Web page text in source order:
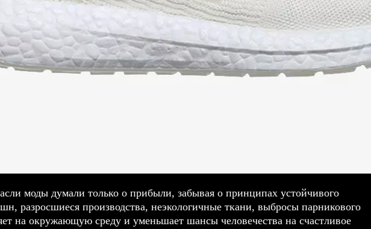
моды думали только о прибыли, забывая о принципах устойчивого
разросшиеся производства, неэкологичные ткани, выбросы парникового
на окружающую среду и уменьшает шансы человечества на счастливое